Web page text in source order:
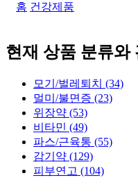
홈 건강제품
현재 상품 분류와
모기/벌레퇴치 (34)
멀미/불면증 (23)
위장약 (53)
비타민 (49)
파스/근육통 (55)
감기약 (129)
피부연고 (104)